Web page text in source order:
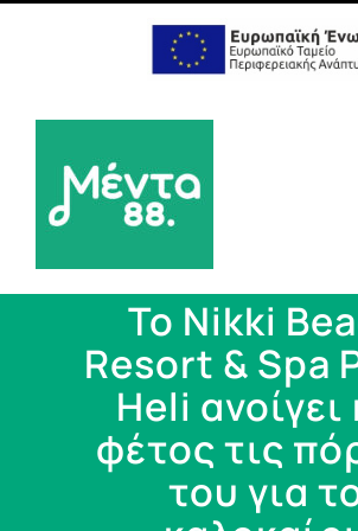
To Nikki
Resort & Spa
Heli ανοίγει
φέτος τις
του για